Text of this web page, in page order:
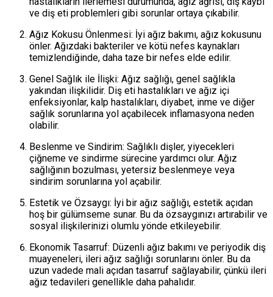
ve diş eti problemleri gibi sorunlar ortaya çıkabilir.
Ağız Kokusu Önlenmesi: İyi ağız bakımı, ağız kokusunu
önler. Ağızdaki bakteriler ve kötü nefes kaynakları
temizlendiğinde, daha taze bir nefes elde edilir.
Genel Sağlık ile İlişki: Ağız sağlığı, genel sağlıkla
yakından ilişkilidir. Diş eti hastalıkları ve ağız içi
enfeksiyonlar, kalp hastalıkları, diyabet, inme ve diğer
sağlık sorunlarına yol açabilecek inflamasyona neden
olabilir.
Beslenme ve Sindirim: Sağlıklı dişler, yiyecekleri
çiğneme ve sindirme sürecine yardımcı olur. Ağız
sağlığının bozulması, yetersiz beslenmeye veya
sindirim sorunlarına yol açabilir.
Estetik ve Özsaygı: İyi bir ağız sağlığı, estetik açıdan
hoş bir gülümseme sunar. Bu da özsaygınızı artırabilir ve
sosyal ilişkilerinizi olumlu yönde etkileyebilir.
Ekonomik Tasarruf: Düzenli ağız bakımı ve periyodik diş
muayeneleri, ileri ağız sağlığı sorunlarını önler. Bu da
uzun vadede mali açıdan tasarruf sağlayabilir, çünkü ileri
ağız tedavileri genellikle daha pahalıdır.